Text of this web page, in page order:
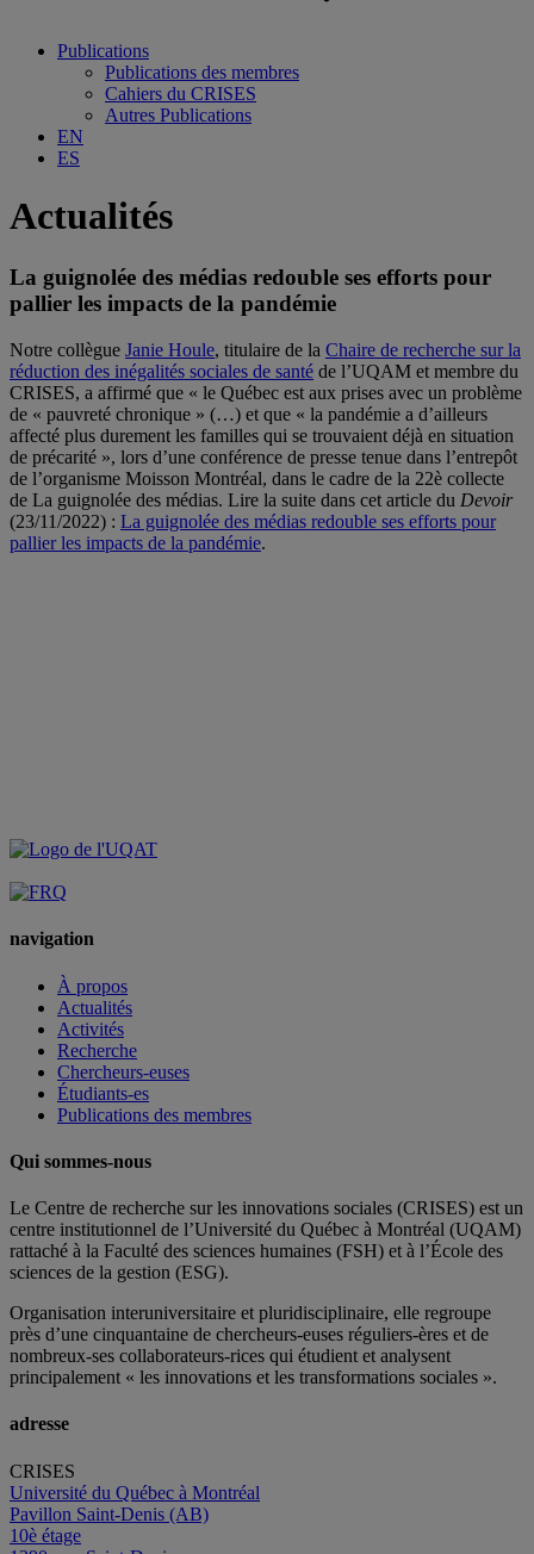
Publications
Publications des membres
Cahiers du CRISES
Autres Publications
EN
ES
Actualités
La guignolée des médias redouble ses efforts pour
pallier les impacts de la pandémie
Notre collègue Janie Houle, titulaire de la Chaire de recherche sur la
réduction des inégalités sociales de santé de l’UQAM et membre du
CRISES, a affirmé que « le Québec est aux prises avec un problème
de « pauvreté chronique » (…) et que « la pandémie a d’ailleurs
affecté plus durement les familles qui se trouvaient déjà en situation
de précarité », lors d’une conférence de presse tenue dans l’entrepôt
de l’organisme Moisson Montréal, dans le cadre de la 22è collecte
de La guignolée des médias. Lire la suite dans cet article du Devoir
(23/11/2022) : La guignolée des médias redouble ses efforts pour
pallier les impacts de la pandémie.
navigation
À propos
Actualités
Activités
Recherche
Chercheurs-euses
Étudiants-es
Publications des membres
Qui sommes-nous
Le Centre de recherche sur les innovations sociales (CRISES) est un
centre institutionnel de l’Université du Québec à Montréal (UQAM)
rattaché à la Faculté des sciences humaines (FSH) et à l’École des
sciences de la gestion (ESG).
Organisation interuniversitaire et pluridisciplinaire, elle regroupe
près d’une cinquantaine de chercheurs-euses réguliers-ères et de
nombreux-ses collaborateurs-rices qui étudient et analysent
principalement « les innovations et les transformations sociales ».
adresse
CRISES
Université du Québec à Montréal
Pavillon Saint-Denis (AB)
10è étage